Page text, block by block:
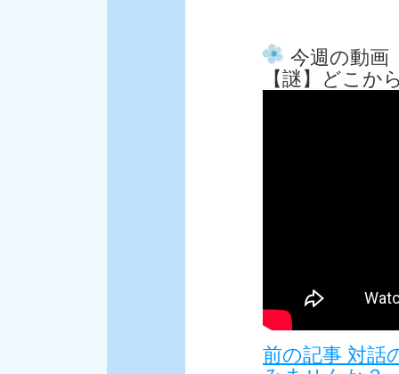
今週の動画
【謎】どこか
前の記事 対話